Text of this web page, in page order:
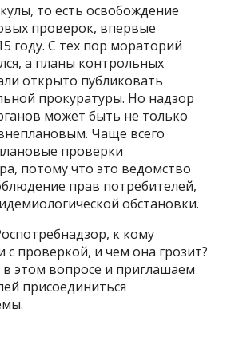
то есть освобождение
проверок, впервые
году. С тех пор мораторий
а планы контрольных
открыто публиковать
прокуратуры. Но надзор
может быть не только
Чаще всего
проверки
потому что это ведомство
прав потребителей,
обстановки.
к кому
проверкой, и чем она грозит?
этом вопросе и приглашаем
присоединиться